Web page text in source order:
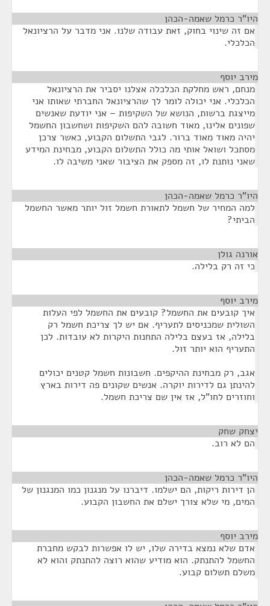
היו"ר כרמל שאמה-הכהן
אם זה שינוי בחוק, זאת עבודה שלנו. אני מדבר על הרציונאל
הכלכלי.
מירב יוסף
מנחם, ראש מחלקת הכלכלה אצלנו יסביר את הרציונאל
הכלכלי. אני יכולה לומר לך שהרציונאל החברתי שאותו אני
מייצגת ברשות, הנושא של השקיפות – אני יודעת שאנשים
שפונים אלינו, מאוד חשובה להם השקיפות ושחשבון החשמל
יהיה מאוד מאוד ברור. לגבי התשלום הקבוע, כאשר צרכן
מסתכל ושואל אותי מה כולל התשלום הקבוע, מבחינת המידע
שאני נותנת לו, זה מספק את הציבור שאני משיבה לו.
היו"ר כרמל שאמה-הכהן
למה המחיר של חשמל לתאורת חשמל זול יותר מאשר החשמל
הביתי?
אורנה גולן
כי זה רק בלילה.
מירב יוסף
איך קובעים את החשמל? קובעים את החשמל לפי העלות
השולית שמכניסים לתעריף. אם יש לך צריכת חשמל רק
בלילה, אז בעצם בלילה התחנות היקרות לא עובדות. לכן
התעריף הוא יותר זול.
אגב, רק מבחינת ההיקפים. חשבונות חשמל קטנים יכולים
להינתן גם לדירות יוקרה. אנשים שקונים פה דירות בארץ
וחוזרים לחו"ל, אז אין שם צריכת חשמל.
יצחק שחק
הם לא רוב.
היו"ר כרמל שאמה-הכהן
הן דירות ריקות, הם ישלמו. דיברנו על מנגנון כמו המנגנון של
המים, מי שלא צורך ישלם את החשבון הקבוע.
מירב יוסף
אדם שלא נמצא בדירה שלו, יש לו אפשרות לבקש מחברת
החשמל להתנתק. הוא מודיע שהוא רוצה להתנתק והוא לא
משלם תשלום קבוע.